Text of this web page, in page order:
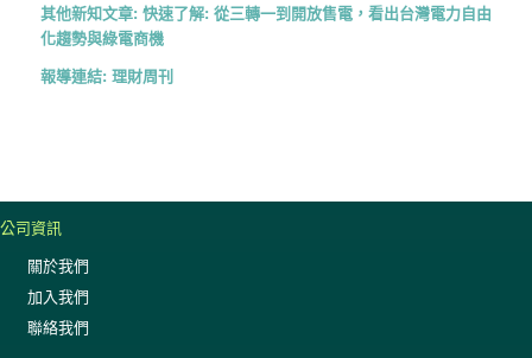
其他新知文章: 快速了解: 從三轉一到開放售電，看出台灣電力自由
化趨勢與綠電商機
報導連結: 理財周刊
公司資訊
關於我們
加入我們
聯絡我們